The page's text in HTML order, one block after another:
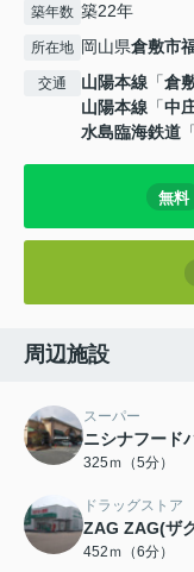
築年数 築22年
所在地 岡山県倉敷市
交通 山陽本線 「倉
山陽本線 「中
水島臨海鉄道 「
無料
周辺施設
スーパー
ニシナフード
325ｍ（5分）
ドラッグストア
ZAG ZAG(ザ
452ｍ（6分）